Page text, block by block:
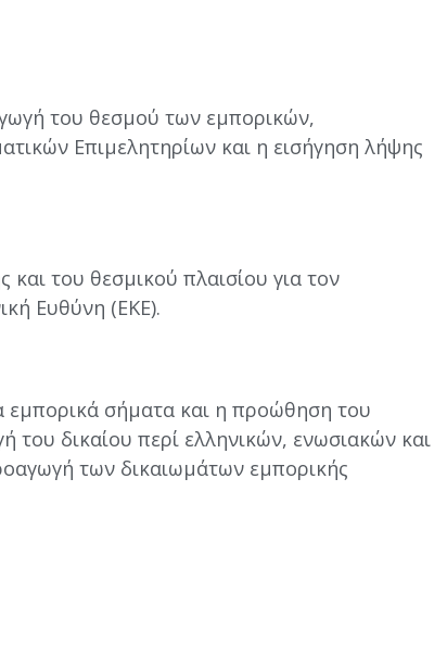
του θεσμού των εμπορικών,
Επιμελητηρίων και η εισήγηση λήψης
του θεσμικού πλαισίου για τον
Ευθύνη (ΕΚΕ).
εμπορικά σήματα και η προώθηση του
δικαίου περί ελληνικών, ενωσιακών και
των δικαιωμάτων εμπορικής